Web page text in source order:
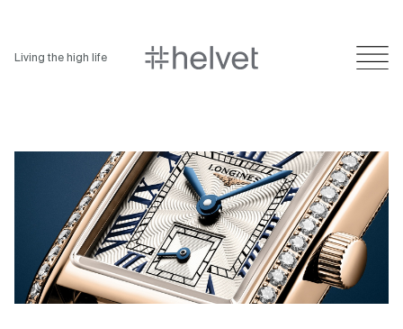
Living the high life